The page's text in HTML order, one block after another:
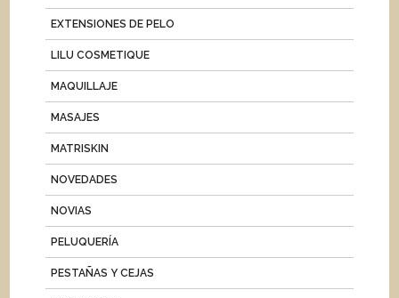
EXTENSIONES DE PELO
LILU COSMETIQUE
MAQUILLAJE
MASAJES
MATRISKIN
NOVEDADES
NOVIAS
PELUQUERÍA
PESTAÑAS Y CEJAS